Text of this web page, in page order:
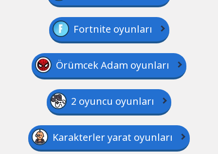
Fortnite oyunları
Örümcek Adam oyunları
2 oyuncu oyunları
Karakterler yarat oyunları